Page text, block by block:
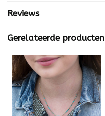
Reviews
Gerelateerde producten